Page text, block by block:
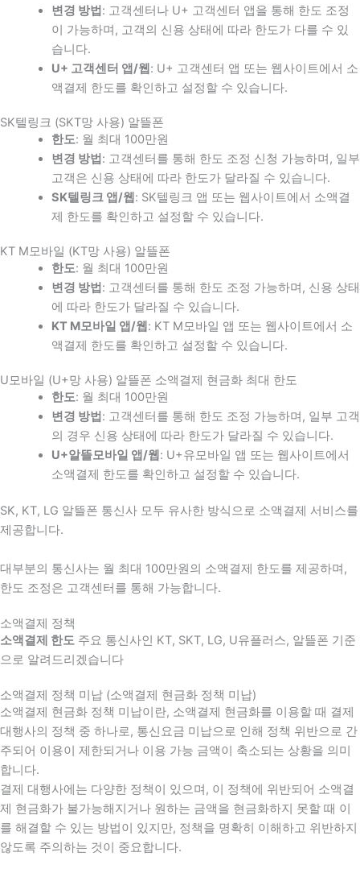
변경 방법 : 고객센터나 U+ 고객센터 앱을 통해 한도 조정
이 가능하며, 고객의 신용 상태에 따라 한도가 다를 수 있
습니다.
U+ 고객센터 앱/웹 : U+ 고객센터 앱 또는 웹사이트에서 소
액결제 한도를 확인하고 설정할 수 있습니다.
SK텔링크 (SKT망 사용) 알뜰폰
한도: 월 최대 100만원
변경 방법 : 고객센터를 통해 한도 조정 신청 가능하며, 일부
고객은 신용 상태에 따라 한도가 달라질 수 있습니다.
SK텔링크 앱/웹 : SK텔링크 앱 또는 웹사이트에서 소액결
제 한도를 확인하고 설정할 수 있습니다.
KT M모바일 (KT망 사용) 알뜰폰
한도: 월 최대 100만원
변경 방법 : 고객센터를 통해 한도 조정 가능하며, 신용 상태
에 따라 한도가 달라질 수 있습니다.
KT M모바일 앱/웹 : KT M모바일 앱 또는 웹사이트에서 소
액결제 한도를 확인하고 설정할 수 있습니다.
U모바일 (U+망 사용) 알뜰폰 소액결제 현금화 최대 한도
한도: 월 최대 100만원
변경 방법 : 고객센터를 통해 한도 조정 가능하며, 일부 고객
의 경우 신용 상태에 따라 한도가 달라질 수 있습니다.
U+알뜰모바일 앱/웹 : U+유모바일 앱 또는 웹사이트에서
소액결제 한도를 확인하고 설정할 수 있습니다.
SK, KT, LG 알뜰폰 통신사 모두 유사한 방식으로 소액결제 서비스를
제공합니다.
대부분의 통신사는 월 최대 100만원의 소액결제 한도를 제공하며,
한도 조정은 고객센터를 통해 가능합니다.
소액결제 정책
소액결제 한도 주요 통신사인 KT, SKT, LG, U유플러스, 알뜰폰 기준
으로 알려드리겠습니다
소액결제 정책 미납 (소액결제 현금화 정책 미납)
소액결제 현금화 정책 미납이란, 소액결제 현금화를 이용할 때 결제
대행사의 정책 중 하나로, 통신요금 미납으로 인해 정책 위반으로 간
주되어 이용이 제한되거나 이용 가능 금액이 축소되는 상황을 의미
합니다.
결제 대행사에는 다양한 정책이 있으며, 이 정책에 위반되어 소액결
제 현금화가 불가능해지거나 원하는 금액을 현금화하지 못할 때 이
를 해결할 수 있는 방법이 있지만, 정책을 명확히 이해하고 위반하지
않도록 주의하는 것이 중요합니다.